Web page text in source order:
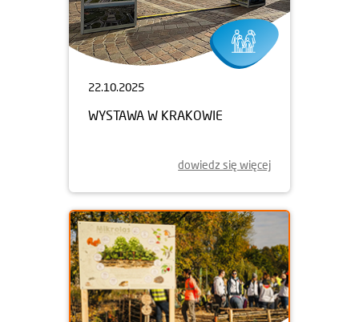
22.10.2025
WYSTAWA W KRAKOWIE
dowiedz się więcej